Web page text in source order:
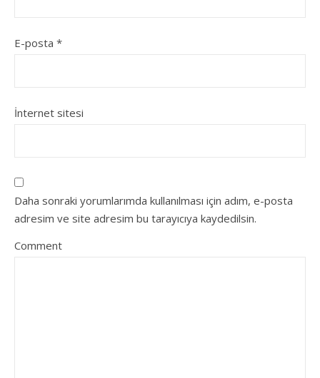
E-posta *
İnternet sitesi
Daha sonraki yorumlarımda kullanılması için adım, e-posta
adresim ve site adresim bu tarayıcıya kaydedilsin.
Comment